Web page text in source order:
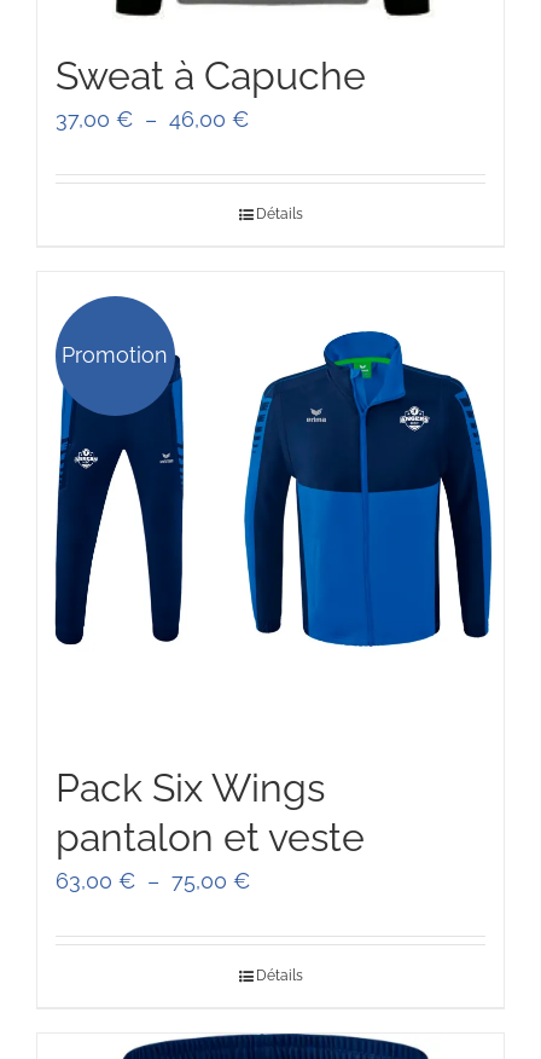
Sweat à Capuche
37,00 € – 46,00 €Plage
Détails
Promotion
Pack Six Wings
pantalon et veste
63,00 € – 75,00 €Plage
à
Détails